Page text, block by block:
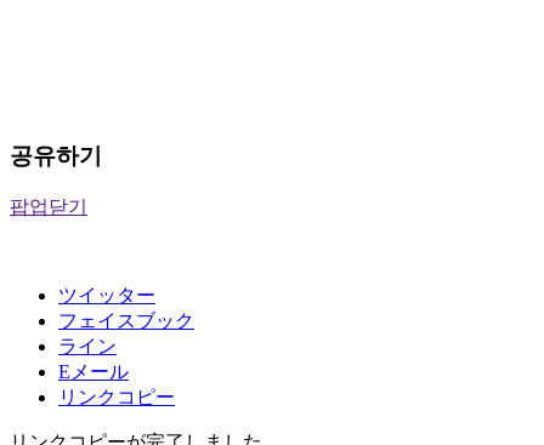
공유하기
팝업닫기
ツイッター
フェイスブック
ライン
Eメール
リンクコピー